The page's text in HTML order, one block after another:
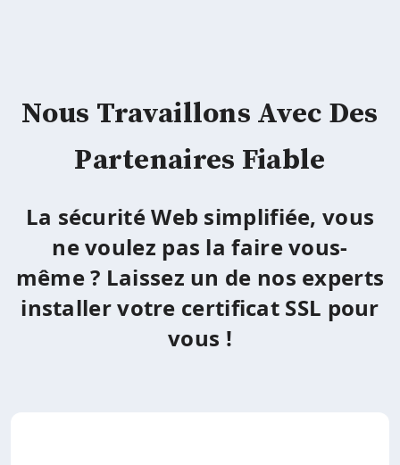
Nous Travaillons Avec Des
Partenaires Fiable
La sécurité Web simplifiée, vous
ne voulez pas la faire vous-
même ? Laissez un de nos experts
installer votre certificat SSL pour
vous !